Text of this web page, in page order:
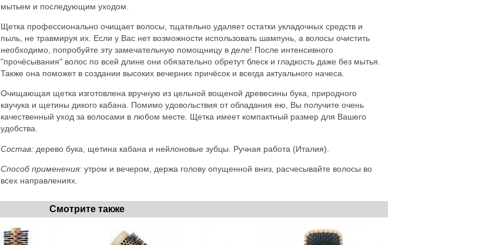
мытьем и последующим уходом.
Щетка профессионально очищает волосы, тщательно удаляет остатки укладочных средств и
пыль, не травмируя их. Если у Вас нет возможности использовать шампунь, а волосы очистить
необходимо, попробуйте эту замечательную помощницу в деле! После интенсивного
"прочёсывания" волос по всей длине они обязательно обретут блеск и гладкость даже без мытья.
Также она поможет в создании высоких вечерних причёсок и всегда актуального начеса.
Очищающая щетка изготовлена вручную из цельной вощеной древесины бука, природного
каучука и щетины дикого кабана. Помимо удовольствия от обладания ею, Вы получите очень
качественный уход за волосами в любом месте. Щетка имеет компактный размер для Вашего
удобства.
Состав: дерево бука, щетина кабана и нейлоновые зубцы. Ручная работа (Италия).
Способ применения: утром и вечером, держа голову опущенной вниз, расчесывайте волосы во
всех направлениях.
Смотрите также